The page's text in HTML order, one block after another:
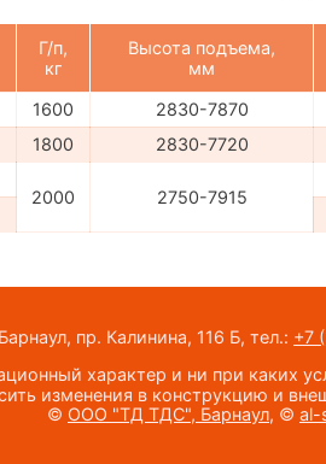
Г/п,
кг
Высота подъема,
мм
1600 2830-7870
1800 2830-7720
2000
2750-7915
пр. Калинина, 116 Б, тел.: +7
характер и ни при каких
изменения в конструкцию и
© ООО "ТД ТДС", Барнаул, © al-